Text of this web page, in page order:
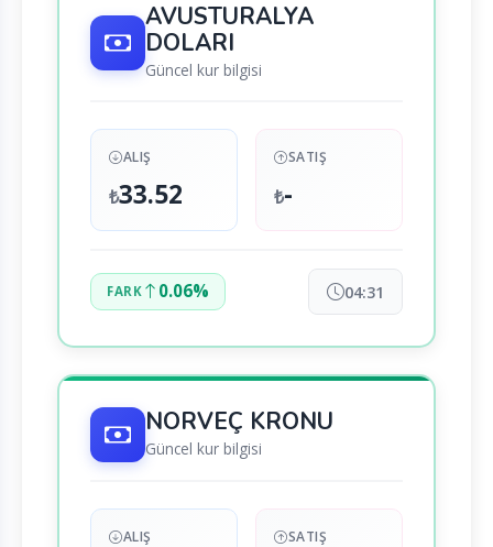
AVUSTURALYA
DOLARI
Güncel kur bilgisi
ALIŞ
₺33.52
SATIŞ
₺-
FARK 0.06% 04:31
NORVEÇ KRONU
Güncel kur bilgisi
ALIŞ SATIŞ